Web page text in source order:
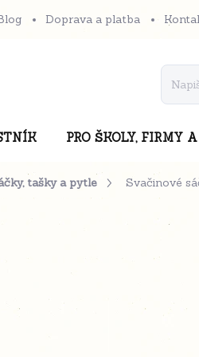
Doprava a platba
PRO ŠKOLY, FIRMY
tašky a pytle Svačinové